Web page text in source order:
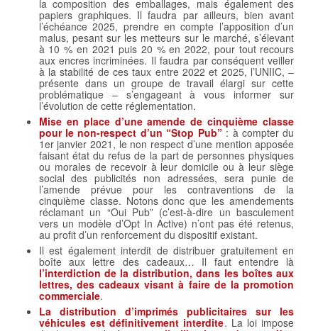
la composition des emballages, mais également des
papiers graphiques. Il faudra par ailleurs, bien avant
l’échéance 2025, prendre en compte l’apposition d’un
malus, pesant sur les metteurs sur le marché, s’élevant
à 10 % en 2021 puis 20 % en 2022, pour tout recours
aux encres incriminées. Il faudra par conséquent veiller
à la stabilité de ces taux entre 2022 et 2025, l’UNIIC, –
présente dans un groupe de travail élargi sur cette
problématique – s’engageant à vous informer sur
l’évolution de cette réglementation.
Mise en place d’une amende de cinquième classe
pour le non-respect d’un “Stop Pub”: à compter du
1er janvier 2021, le non respect d’une mention apposée
faisant état du refus de la part de personnes physiques
ou morales de recevoir à leur domicile ou à leur siège
social des publicités non adressées, sera punie de
l’amende prévue pour les contraventions de la
cinquième classe. Notons donc que les amendements
réclamant un “Oui Pub” (c’est-à-dire un basculement
vers un modèle d’Opt In Active) n’ont pas été retenus,
au profit d’un renforcement du dispositif existant.
Il est également interdit de distribuer gratuitement en
boîte aux lettre des cadeaux… Il faut entendre là
l’interdiction de la distribution, dans les boîtes aux
lettres, des cadeaux visant à faire de la promotion
commerciale.
La distribution d’imprimés publicitaires sur les
véhicules est définitivement interdite. La loi impose